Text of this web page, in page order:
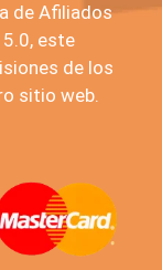
de Afiliados
este
de los
sitio web.